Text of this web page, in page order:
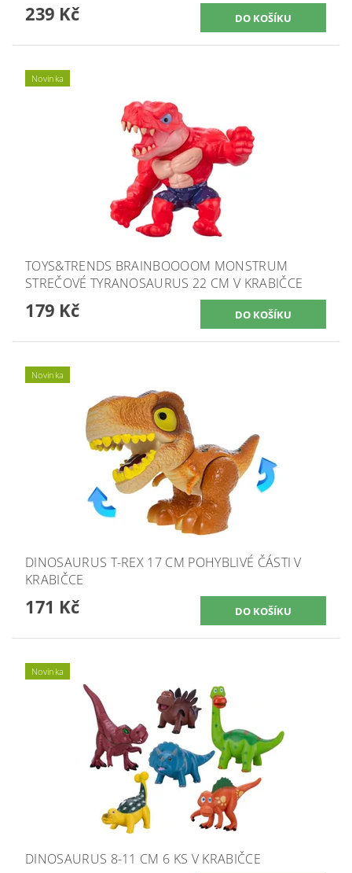
239 Kč
Novinka
TOYS&TRENDS BRAINBOOOOM MONSTRUM
STREČOVÉ TYRANOSAURUS 22 CM V KRABIČCE
179 Kč
Novinka
DINOSAURUS T-REX 17 CM POHYBLIVÉ ČÁSTI V
KRABIČCE
171 Kč
Novinka
DINOSAURUS 8-11 CM 6 KS V KRABIČCE